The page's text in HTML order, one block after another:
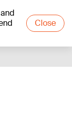
Close